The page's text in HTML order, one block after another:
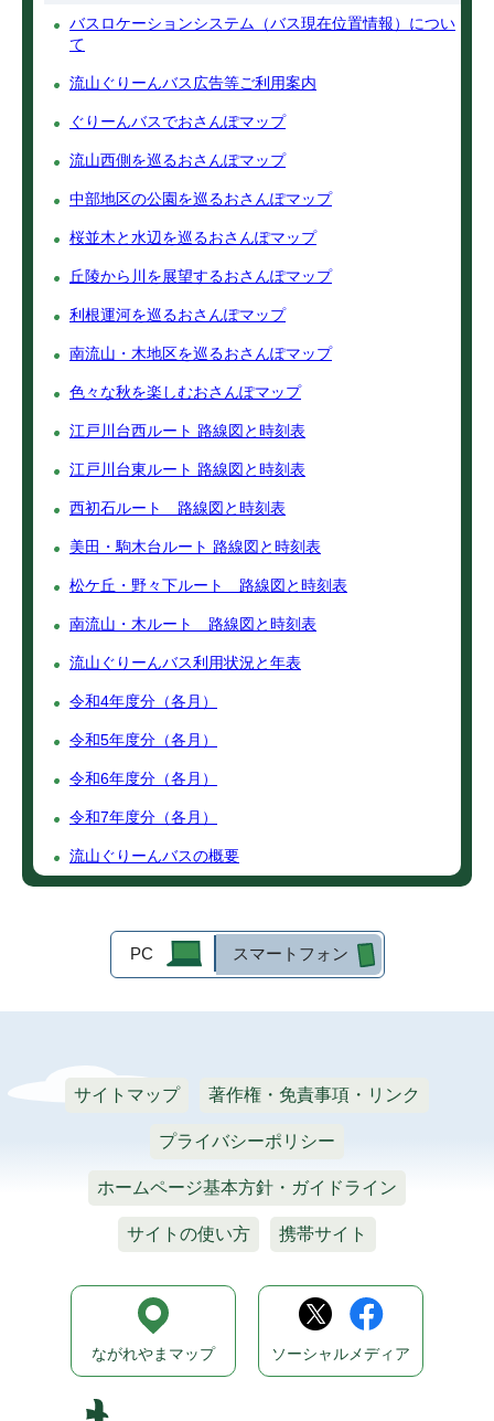
バスロケーションシステム（バス現在位置情報）につい
て
流山ぐりーんバス広告等ご利用案内
ぐりーんバスでおさんぽマップ
流山西側を巡るおさんぽマップ
中部地区の公園を巡るおさんぽマップ
桜並木と水辺を巡るおさんぽマップ
丘陵から川を展望するおさんぽマップ
利根運河を巡るおさんぽマップ
南流山・木地区を巡るおさんぽマップ
色々な秋を楽しむおさんぽマップ
江戸川台西ルート 路線図と時刻表
江戸川台東ルート 路線図と時刻表
西初石ルート 路線図と時刻表
美田・駒木台ルート 路線図と時刻表
松ケ丘・野々下ルート 路線図と時刻表
南流山・木ルート 路線図と時刻表
流山ぐりーんバス利用状況と年表
令和4年度分（各月）
令和5年度分（各月）
令和6年度分（各月）
令和7年度分（各月）
流山ぐりーんバスの概要
PC スマートフォン
サイトマップ 著作権・免責事項・リンク
プライバシーポリシー
ホームページ基本方針・ガイドライン
サイトの使い方 携帯サイト
ながれやまマップ ソーシャルメディア